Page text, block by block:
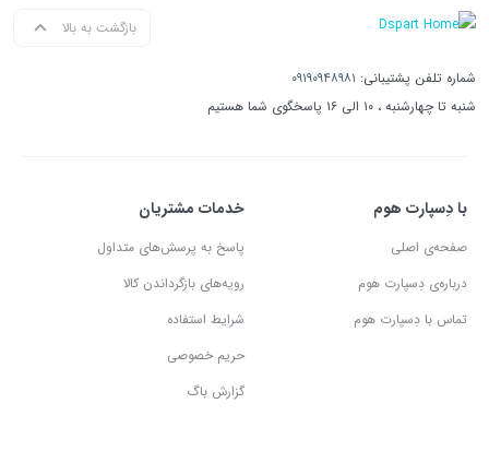
بازگشت به بالا
شماره تلفن پشتیبانی: ۰۹۱۹۰۹۴۸۹۸۱
شنبه تا چهارشنبه ، ۱۰ الی ۱۶ پاسخگوی شما هستیم
با دِسپارت هوم
صفحه‌ی اصلی
درباره‌ی دِسپارت هوم
تماس با دِسپارت هوم
خدمات مشتریان
پاسخ به پرسش‌های متداول
رویه‌های بازگرداندن کالا
شرایط استفاده
حریم خصوصی
گزارش باگ